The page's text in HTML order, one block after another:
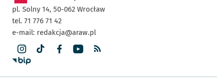
pl. Solny 14, 50-062 Wrocław
tel. 71 776 71 42
e-mail: redakcja@araw.pl